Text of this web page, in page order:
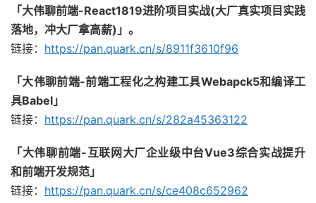
「大伟聊前端-React1819进阶项目实战(大厂真实项目实践
落地，冲大厂拿高薪)」。
链接： https://pan.quark.cn/s/8911f3610f96
「大伟聊前端-前端工程化之构建工具Webapck5和编译工
具Babel」
链接： https://pan.quark.cn/s/282a45363122
「大伟聊前端-互联网大厂企业级中台Vue3综合实战提升
和前端开发规范」
链接： https://pan.quark.cn/s/ce408c652962